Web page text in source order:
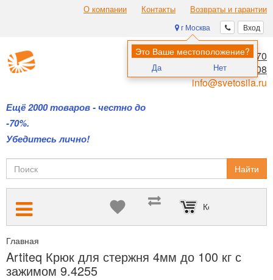
О компании Контакты Возвраты и гарантии
Вход
г Москва
Это Ваше местоположение?
Да Нет
Ещё 2000 товаров - честно до
-70%.
Убедитесь лично!
8 (495) 970-00-70
8 (800) 700-11-08
info@svetosila.ru
Найти
Корзина пуста
Главная
Artiteq Крюк для стержня 4мм до 100 кг с
зажимом 9.4255